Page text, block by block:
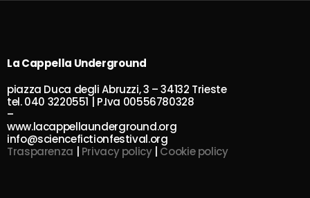
La Cappella Underground
piazza Duca degli Abruzzi, 3 – 34132 Trieste
tel. 040 3220551 | P.Iva 00556780328
–
www.lacappellaunderground.org
info@sciencefictionfestival.org
Trasparenza
Privacy policy| Cookie policy